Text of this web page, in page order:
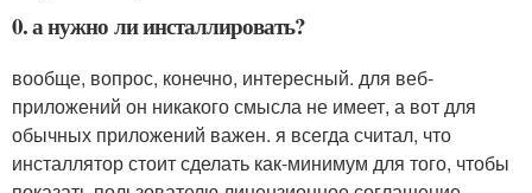
0. а нужно ли инсталлировать?
вообще, вопрос, конечно, интересный. для веб-
приложений он никакого смысла не имеет, а вот для
обычных приложений важен. я всегда считал, что
инсталлятор стоит сделать как-минимум для того, чтобы